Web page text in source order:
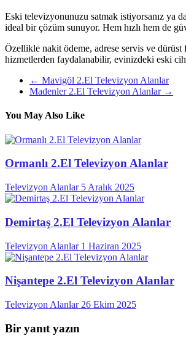
Eski televizyonunuzu satmak istiyorsanız ya
ideal bir çözüm sunuyor. Hem hızlı hem de
Özellikle nakit ödeme, adrese servis ve
hizmetlerden faydalanabilir, evinizdeki eski
← Mavigöl 2.El Televizyon Alanlar
Madenler 2.El Televizyon Alanlar →
You May Also Like
Ormanlı 2.El Televizyon Alanlar
Televizyon Alanlar 5 Aralık 2025
Demirtaş 2.El Televizyon Alanlar
Televizyon Alanlar 1 Haziran 2025
Nişantepe 2.El Televizyon Alanlar
Televizyon Alanlar 26 Ekim 2025
Bir yanıt yazın